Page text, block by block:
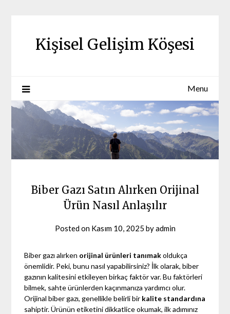
Kişisel Gelişim Köşesi
Menu
Biber Gazı Satın Alırken Orijinal
Ürün Nasıl Anlaşılır
Posted on Kasım 10, 2025 byadmin
Biber gazı alırken orijinal ürünleri tanımakoldukça
önemlidir. Peki, bunu nasıl yapabilirsiniz? İlk olarak, biber
gazının kalitesini etkileyen birkaç faktör var. Bu faktörleri
bilmek, sahte ürünlerden kaçınmanıza yardımcı olur.
Orijinal biber gazı, genellikle belirli bir kalite standardına
sahiptir. Ürünün etiketini dikkatlice okumak, ilk adımınız